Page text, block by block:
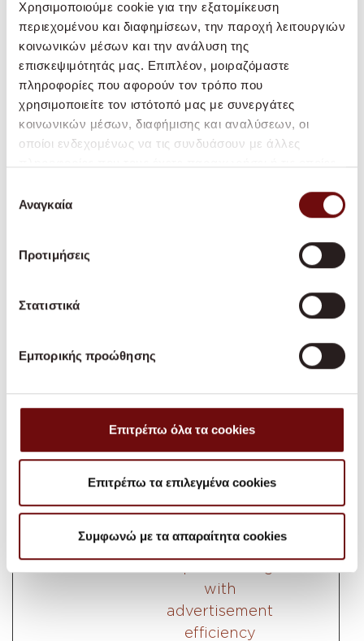
Χρησιμοποιούμε cookie για την εξατομίκευση
περιεχομένου και διαφημίσεων, την παροχή λειτουργιών
κοινωνικών μέσων και την ανάλυση της
επισκεψιμότητάς μας. Επιπλέον, μοιραζόμαστε
πληροφορίες που αφορούν τον τρόπο που
χρησιμοποιείτε τον ιστότοπό μας με συνεργάτες
κοινωνικών μέσων, διαφήμισης και αναλύσεων, οι
οποίοι ενδεχομένως να τις συνδυάσουν με άλλες
των υπηρεσιών τους.
συγκατάθεσης
Αναγκαία
Προτιμήσεις
Στατιστικά
Εμπορικής προώθησης
Επιτρέπω όλα τα cookies
Επιτρέπω τα επιλεγμένα cookies
Συμφωνώ με τα απαραίτητα cookies
διαφημίσεις που είναι σχετικές και
ελκυστικές για τους χρήστες και ως εκ
τούτου πιο πολύτιμες για τρίτους εκδότες
και διαφημιστές.
Πάροχο
Μέγισ
τη
αποθ
ήκευσ
as real time
bidding from
third party
3
μήνες
_gcl_au Google
Used by
AdSense for
with
advertisement
efficiency
3